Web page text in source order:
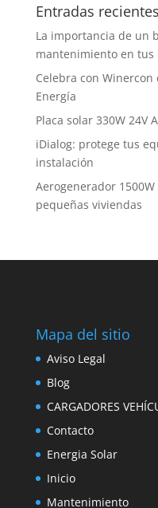
Entradas recientes
La importancia de un
mantenimiento en tus
Celebra con
Energía
Placa solar 330W 24V
iDialog: protege tus
instalación
Aerogenerador
pequeñas viviendas
Mapa del sitio
Aviso Legal
Blog
CARGADORES
Contacto
Energia Solar
Inicio
Mantenimiento